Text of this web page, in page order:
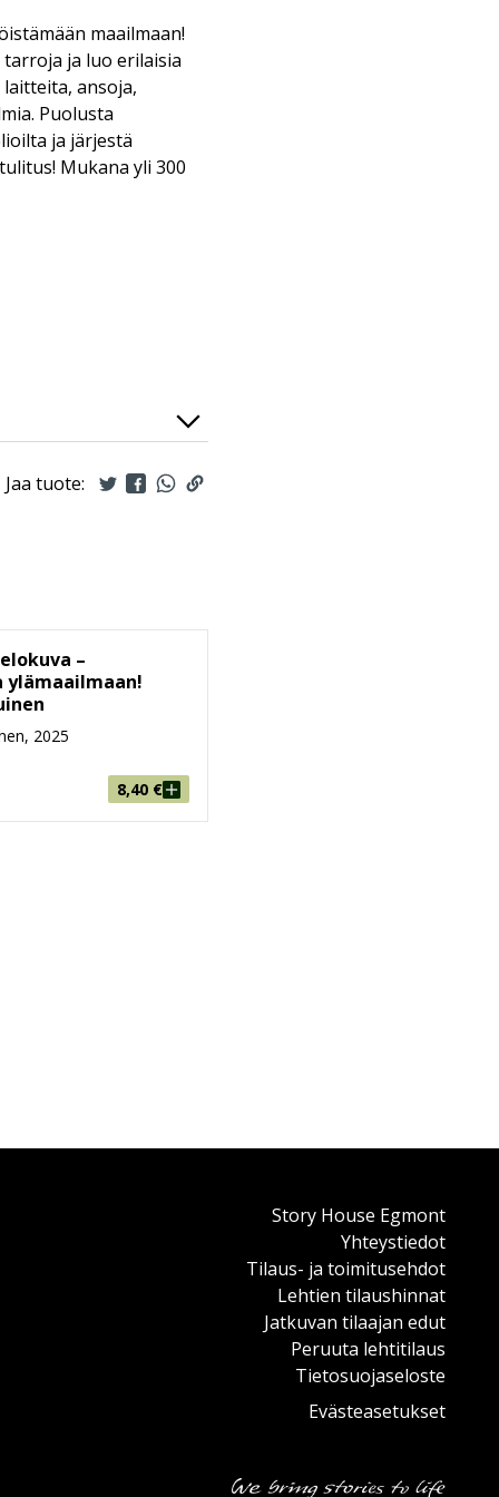
maailmaan!
ja luo erilaisia
ansoja,
Puolusta
ja järjestä
Mukana yli 300
Jaa tuote:
–
ylämaailmaan!
2025
8,40 €
Story House Egmont
Yhteystiedot
Tilaus- ja toimitusehdot
Lehtien tilaushinnat
Jatkuvan tilaajan edut
Peruuta lehtitilaus
Tietosuojaseloste
Evästeasetukset